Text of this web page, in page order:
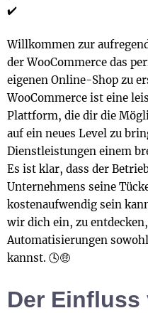
✔️
Willkommen zur
der WooCommerce das
eigenen Online-Shop zu
WooCommerce ist eine
Plattform, die dir die
auf ein neues Level zu
Dienstleistungen einem
Es ist klar, dass der
Unternehmens seine
kostenaufwendig sein
wir dich ein, zu
Automatisierungen
kannst. 🕓🤑
Der Einfluss